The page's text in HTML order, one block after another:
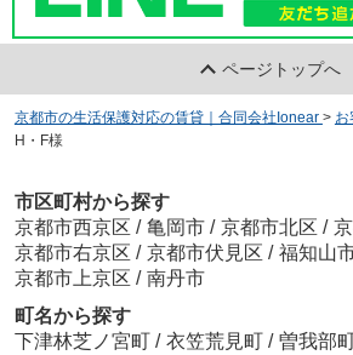
ページトップへ
京都市の生活保護対応の賃貸｜合同会社Ionear > お
H・F様
市区町村から探す
京都市西京区 / 亀岡市 / 京都市北区 /
京都市右京区 / 京都市伏見区 / 福知山
京都市上京区 / 南丹市
町名から探す
下津林芝ノ宮町 / 衣笠荒見町 / 曽我部